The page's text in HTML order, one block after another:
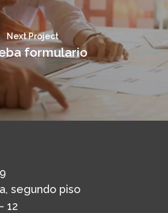
Next Project
formulario
segundo piso
12